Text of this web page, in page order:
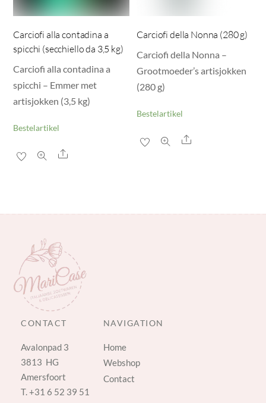
Carciofi alla contadina a
spicchi (secchiello da 3,5 kg)
Carciofi alla contadina a
spicchi – Emmer met
artisjokken (3,5 kg)
Bestelartikel
Share
Carciofi della Nonna (280 g)
Carciofi della Nonna –
Grootmoeder’s artisjokken
(280 g)
Bestelartikel
Share
CONTACT
Avalonpad 3
3813 HG
Amersfoort
T.+31 6 52 39 51
NAVIGATION
Home
Webshop
Contact